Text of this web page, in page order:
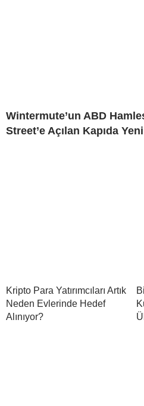
Wintermute’un ABD
Street’e Açılan Kapıda
Kripto Para Yatırımcıları Artık
Neden Evlerinde Hedef
Alınıyor?